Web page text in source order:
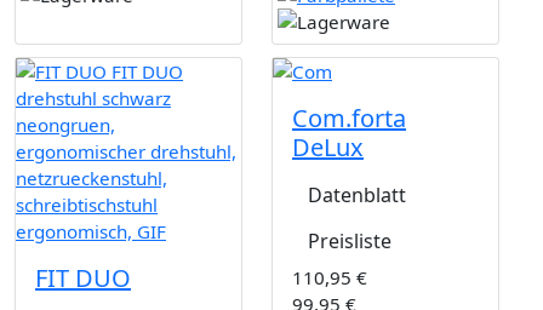
FIT DUO
Com.forta
DeLux
Datenblatt
Preisliste
110,95 €
99,95 €